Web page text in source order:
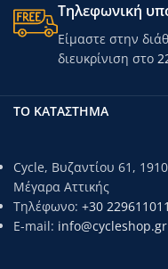
Τηλεφωνική
Είμαστε στην
διευκρίνιση στο
ΤΟ ΚΑΤΑΣΤΗΜΑ
Cycle, Βυζαντίου 61,
Μέγαρα Αττικής
Τηλέφωνο: +30
E-mail: info@cycleshop.gr